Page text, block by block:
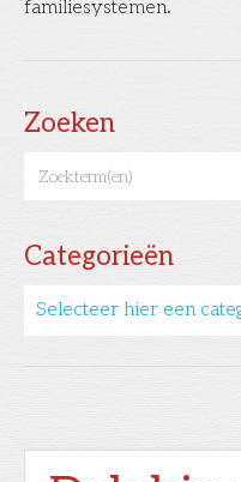
familiesystemen.
Zoeken
Categorieën
Selecteer hier een